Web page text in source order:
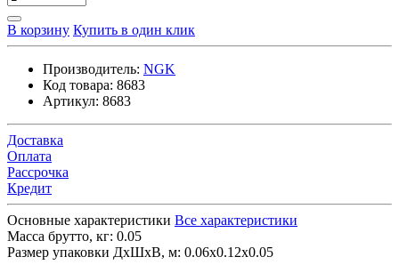
В корзину Купить в один клик
Производитель: NGK
Код товара: 8683
Артикул: 8683
Доставка
Оплата
Рассрочка
Кредит
Основные характеристики Все характеристики
Масса брутто, кг: 0.05
Размер упаковки ДхШхВ, м: 0.06x0.12x0.05